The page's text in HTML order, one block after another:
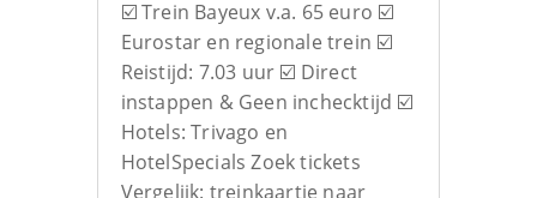
☑️ Trein Bayeux v.a. 65 euro ☑️
Eurostar en regionale trein ☑️
Reistijd: 7.03 uur ☑️ Direct
instappen & Geen inchecktijd ☑️
Hotels: Trivago en
HotelSpecials Zoek tickets
Vergelijk: treinkaartje naar